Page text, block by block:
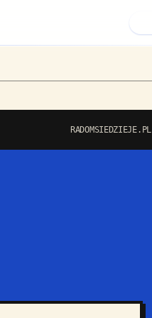
RADOMSIEDZIEJE.PL